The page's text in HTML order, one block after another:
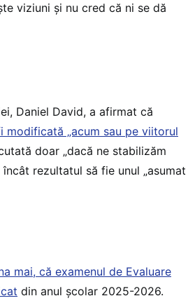
viziuni și nu cred că ni se dă
Daniel David, a afirmat că
modificată „acum sau pe viitorul
doar „dacă ne stabilizăm
rezultatul să fie unul „asumat
mai, că examenul de Evaluare
din anul școlar 2025-2026.